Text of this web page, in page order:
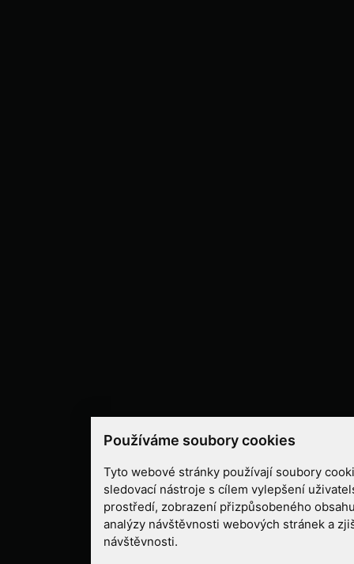
Používáme soubory cookies
Tyto webové stránky používají soubory
sledovací nástroje s cílem vylepšení
prostředí, zobrazení přizpůsobeného
analýzy návštěvnosti webových stránek a
návštěvnosti.